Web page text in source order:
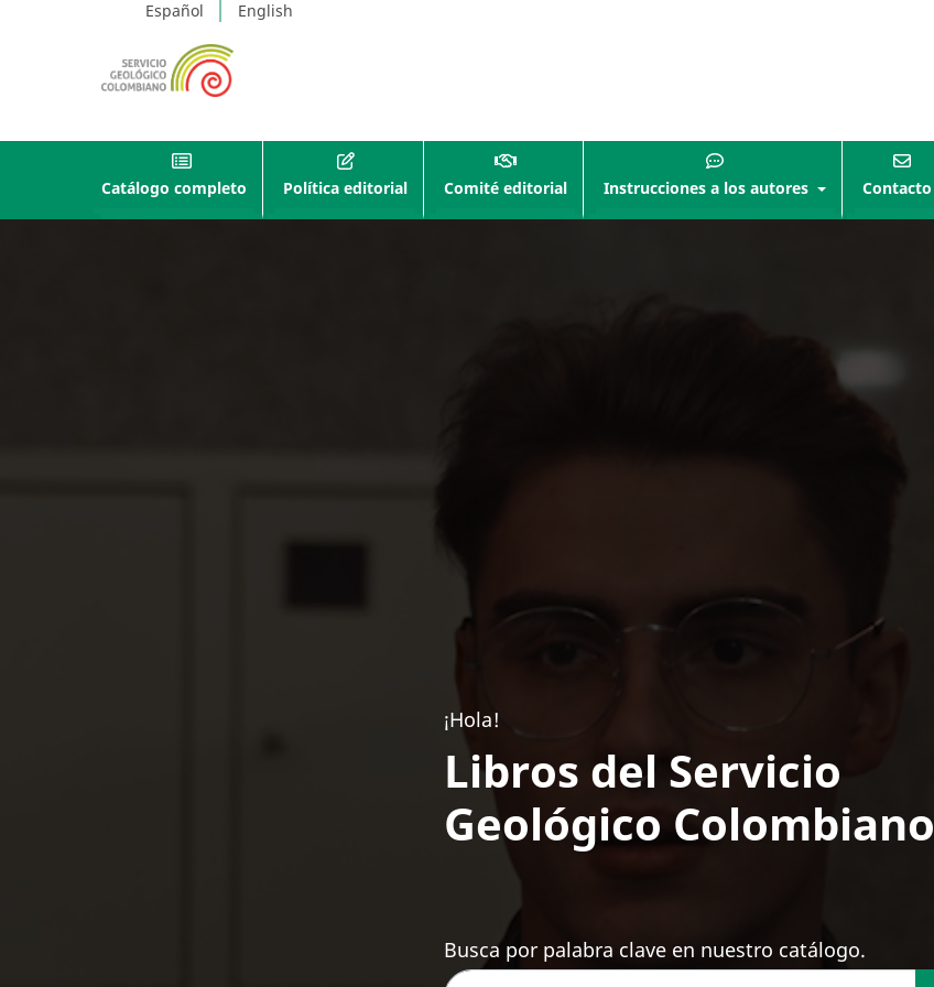
Español English
Catálogo completo Política editorial Comité editorial Instrucciones a los autores Contacto
¡Hola!
Libros del Servicio
Geológico Colombiano
Busca por palabra clave en nuestro catálogo.